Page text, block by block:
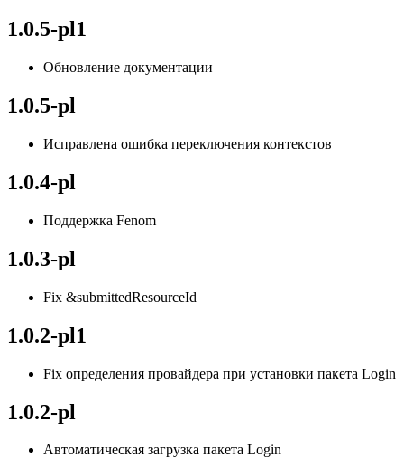
1.0.5-pl1
Обновление документации
1.0.5-pl
Исправлена ошибка переключения контекстов
1.0.4-pl
Поддержка Fenom
1.0.3-pl
Fix &submittedResourceId
1.0.2-pl1
Fix определения провайдера при установки пакета Login
1.0.2-pl
Автоматическая загрузка пакета Login